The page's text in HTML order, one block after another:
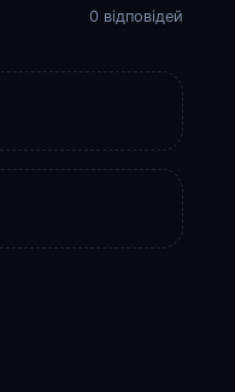
0 відповідей